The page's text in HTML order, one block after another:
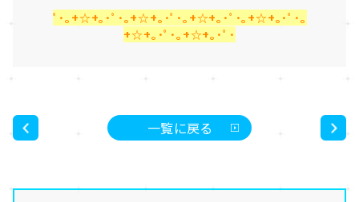
ﾟ･｡+☆+｡･ﾟ･｡+☆+｡･ﾟ･｡+☆+｡･ﾟ･｡+☆+｡･ﾟ･｡
+☆+｡･ﾟ･｡+☆+｡･ﾟ･
一覧に戻る